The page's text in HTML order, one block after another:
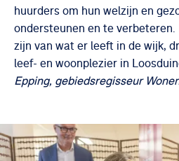
huurders om hun welzijn en
ondersteunen en te
zijn van wat er leeft in de wijk,
leef- en woonplezier in
Epping, gebiedsregisseur